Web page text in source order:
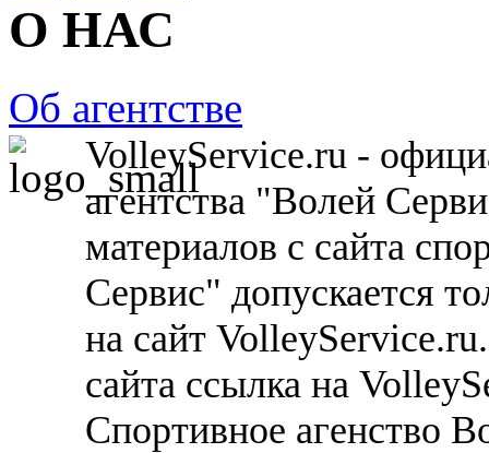
О НАС
Об агентстве
VolleyService.ru -
агентства "Волей
материалов с сайта
Сервис" допускается
на сайт
сайта ссылка на
Спортивное агенство